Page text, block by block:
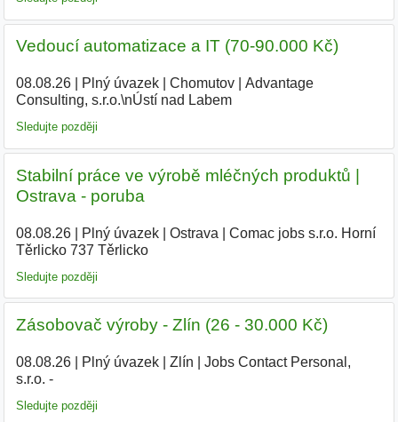
Vedoucí automatizace a IT (70-90.000 Kč)
08.08.26| Plný úvazek| Chomutov|
Advantage
Consulting, s.r.o.\nÚstí nad Labem
Sledujte později
Stabilní práce ve výrobě mléčných produktů |
Ostrava - poruba
08.08.26| Plný úvazek| Ostrava
Comac jobs s.r.o. Horní
Těrlicko 737 Těrlicko
Sledujte později
Zásobovač výroby - Zlín (26 - 30.000 Kč)
08.08.26| Plný úvazek| Zlín
Jobs Contact Personal,
s.r.o. -|
Sledujte později